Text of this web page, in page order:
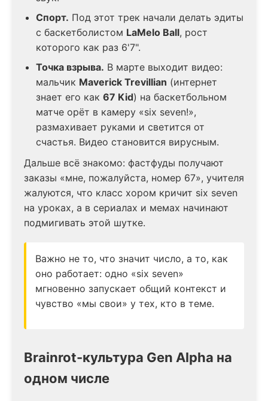
Спорт. Под этот трек начали делать эдиты
с баскетболистом LaMelo Ball, рост
которого как раз 6'7".
Точка взрыва. В марте выходит видео:
мальчик Maverick Trevillian (интернет
знает его как 67 Kid) на баскетбольном
матче орёт в камеру «six seven!»,
размахивает руками и светится от
счастья. Видео становится вирусным.
Дальше всё знакомо: фастфуды получают
заказы «мне, пожалуйста, номер 67», учителя
жалуются, что класс хором кричит six seven
на уроках, а в сериалах и мемах начинают
подмигивать этой шутке.
Важно не то, что значит число, а то, как
оно работает: одно «six seven»
мгновенно запускает общий контекст и
чувство «мы свои» у тех, кто в теме.
Brainrot-культура Gen Alpha на
одном числе